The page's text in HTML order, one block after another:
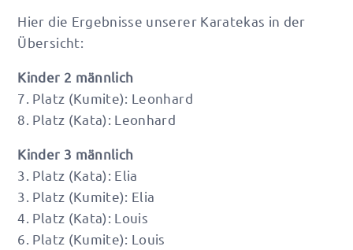
Hier die Ergebnisse unserer Karatekas in der
Übersicht:
Kinder 2 männlich
7. Platz (Kumite): Leonhard
8. Platz (Kata): Leonhard
Kinder 3 männlich
3. Platz (Kata): Elia
3. Platz (Kumite): Elia
4. Platz (Kata): Louis
6. Platz (Kumite): Louis